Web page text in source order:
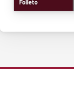
Folleto